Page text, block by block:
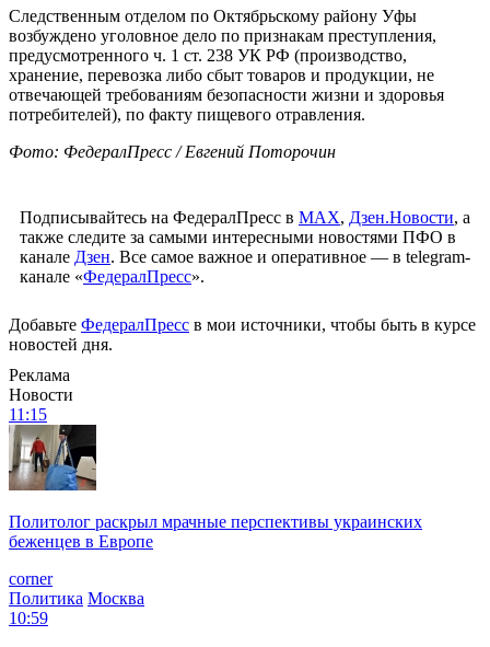
Следственным отделом по Октябрьскому району Уфы
возбуждено уголовное дело по признакам преступления,
предусмотренного ч. 1 ст. 238 УК РФ (производство,
хранение, перевозка либо сбыт товаров и продукции, не
отвечающей требованиям безопасности жизни и здоровья
потребителей), по факту пищевого отравления.
Фото: ФедералПресс / Евгений Поторочин
Подписывайтесь на ФедералПресс в МАХ, Дзен.Новости, а
также следите за самыми интересными новостями ПФО в
канале Дзен. Все самое важное и оперативное — в telegram-
канале «ФедералПресс».
Добавьте ФедералПресс в мои источники, чтобы быть в курсе
новостей дня.
Реклама
Новости
11:15
Политолог раскрыл мрачные перспективы украинских
беженцев в Европе
corner
Политика Москва
10:59